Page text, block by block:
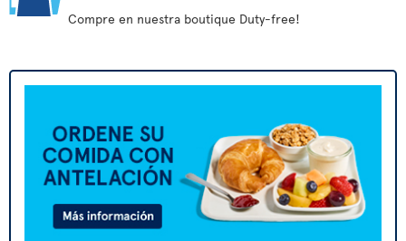
Compre en nuestra boutique Duty-free!